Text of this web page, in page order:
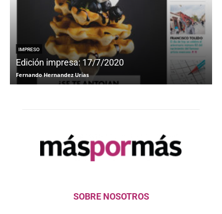
IMPRESO
Edición impresa: 17/7/2020
Fernando Hernandez Urias
SOBRE NOSOTROS